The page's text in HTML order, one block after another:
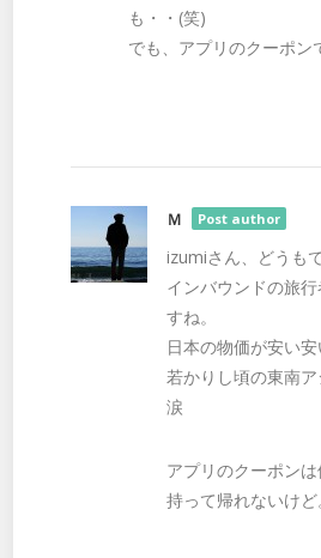
も・・(笑)
でも、アプリのクーポン
Ｍ Post author
izumiさん、どうもで
インバウンドの旅
すね。
日本の物価が安い
若かりし頃の東南ア
涙
アプリのクーポンは
持って帰れないけ